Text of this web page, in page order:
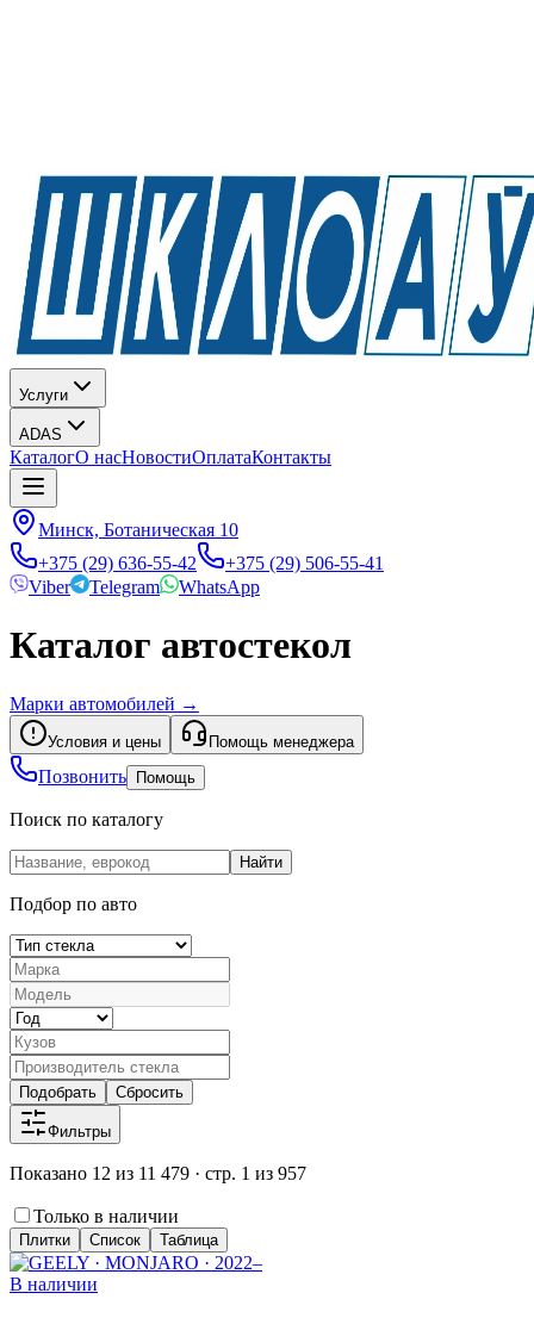
Услуги
ADAS
КаталогО насНовостиОплатаКонтакты
Минск, Ботаническая 10
+375 (29) 636-55-42
+375 (29) 506-55-41
Viber
Telegram WhatsApp
Каталог автостекол
Марки автомобилей →
Условия и цены Помощь менеджера
Позвонить Помощь
Поиск по каталогу
Найти
Подбор по авто
Подобрать Сбросить
Фильтры
Показано 12 из 11 479 · стр. 1 из 957
Только в наличии
Плитки Список Таблица
В наличии